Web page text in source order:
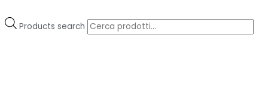
Products search